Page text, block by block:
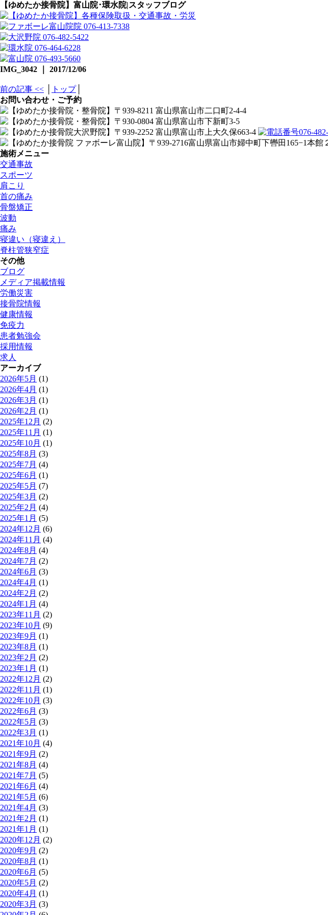
【ゆめたか接骨院】富山院･環水院|スタッフブログ
IMG_3042 ｜ 2017/12/06
前の記事 << トップ│
お問い合わせ・ご予約
施術メニュー
交通事故
スポーツ
肩こり
首の痛み
骨盤矯正
波動
痛み
寝違い（寝違え）
脊柱管狭窄症
その他
ブログ
メディア掲載情報
労働災害
接骨院情報
健康情報
免疫力
患者勉強会
採用情報
求人
アーカイブ
2026年5月 (1)
2026年4月 (1)
2026年3月 (1)
2026年2月 (1)
2025年12月 (2)
2025年11月 (1)
2025年10月 (1)
2025年8月 (3)
2025年7月 (4)
2025年6月 (1)
2025年5月 (7)
2025年3月 (2)
2025年2月 (4)
2025年1月 (5)
2024年12月 (6)
2024年11月 (4)
2024年8月 (4)
2024年7月 (2)
2024年6月 (3)
2024年4月 (1)
2024年2月 (2)
2024年1月 (4)
2023年11月 (2)
2023年10月 (9)
2023年9月 (1)
2023年8月 (1)
2023年2月 (2)
2023年1月 (1)
2022年12月 (2)
2022年11月 (1)
2022年10月 (3)
2022年6月 (3)
2022年5月 (3)
2022年3月 (1)
2021年10月 (4)
2021年9月 (2)
2021年8月 (4)
2021年7月 (5)
2021年6月 (4)
2021年5月 (6)
2021年4月 (3)
2021年2月 (1)
2021年1月 (1)
2020年12月 (2)
2020年9月 (2)
2020年8月 (1)
2020年6月 (5)
2020年5月 (2)
2020年4月 (1)
2020年3月 (3)